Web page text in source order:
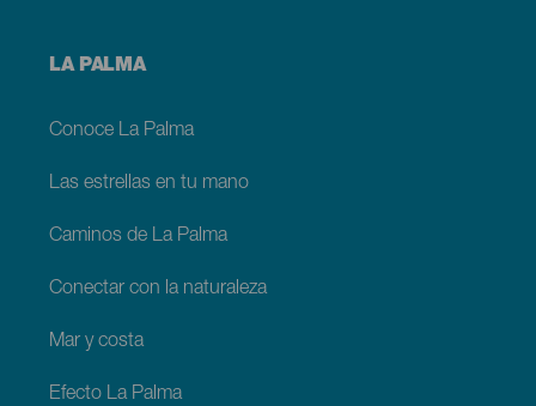
Menú
Palma
LA PALMA
Conoce La Palma
Las estrellas en tu mano
Caminos de La Palma
Conectar con la naturaleza
Mar y costa
Efecto La Palma